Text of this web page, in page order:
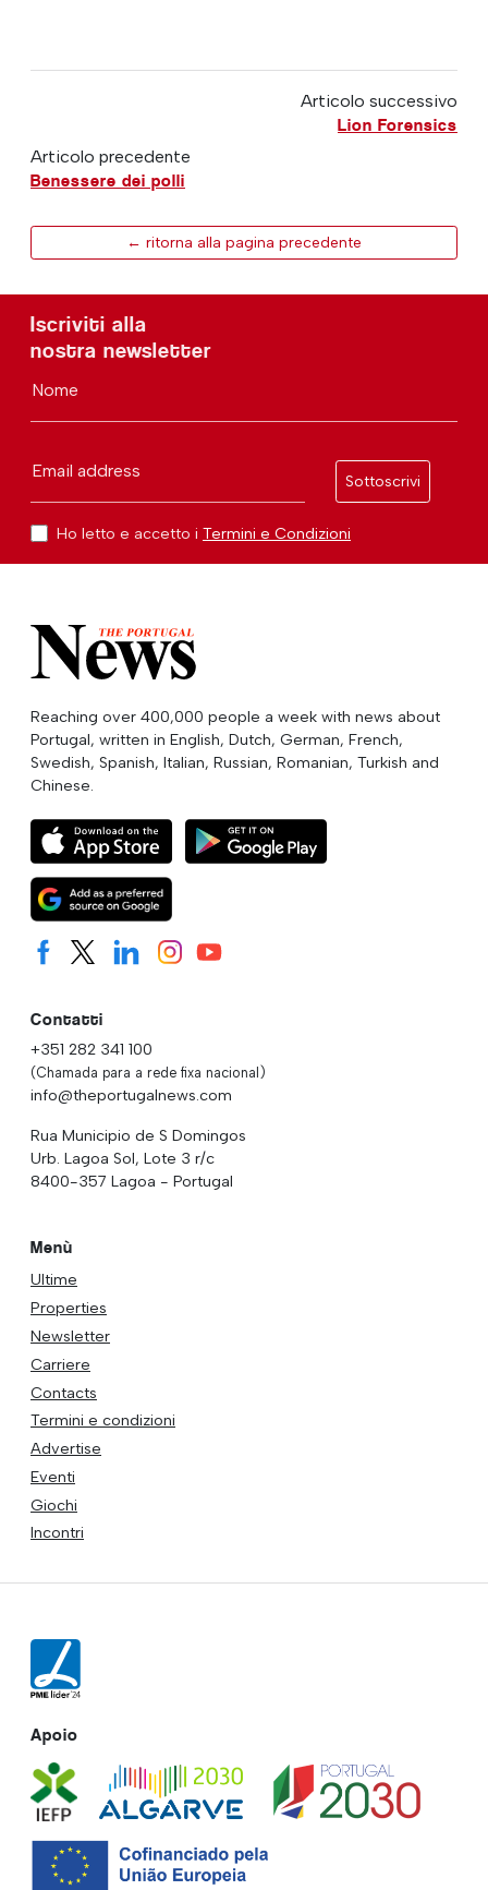
Articolo successivo
Lion Forensics
Articolo precedente
Benessere dei polli
← ritorna alla pagina precedente
Iscriviti alla
nostra newsletter
Nome
Email address
Sottoscrivi
Ho letto e accetto i Termini e Condizioni
Reaching over 400,000 people a week with news about
Portugal, written in English, Dutch, German, French,
Swedish, Spanish, Italian, Russian, Romanian, Turkish and
Chinese.
Contatti
+351 282 341 100
(Chamada para a rede fixa nacional)
info@theportugalnews.com
Rua Municipio de S Domingos
Urb. Lagoa Sol, Lote 3 r/c
8400-357 Lagoa - Portugal
Menù
Ultime
Properties
Newsletter
Carriere
Contacts
Termini e condizioni
Advertise
Eventi
Giochi
Incontri
Apoio